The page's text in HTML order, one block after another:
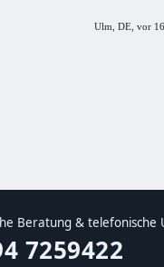
Ulm, DE, vor
Beratung & telefonische
7259422